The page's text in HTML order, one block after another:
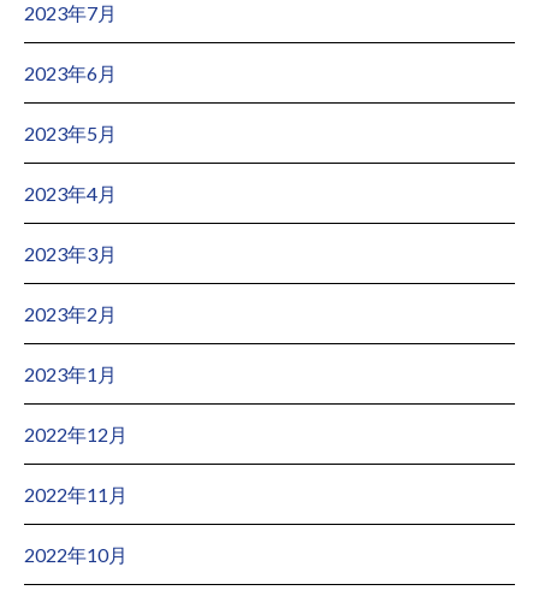
2023年7月
2023年6月
2023年5月
2023年4月
2023年3月
2023年2月
2023年1月
2022年12月
2022年11月
2022年10月